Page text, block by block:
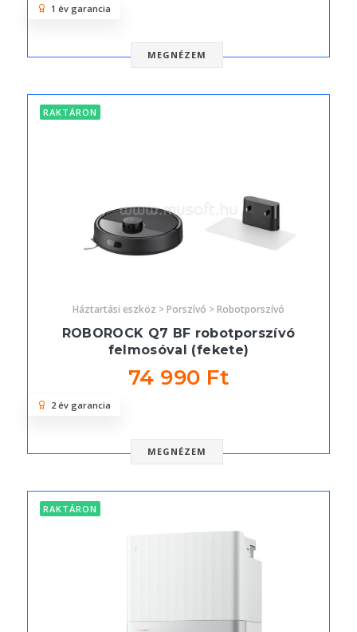
MEGNÉZEM
1 év garancia
RAKTÁRON
Háztartási eszköz > Porszívó > Robotporszívó
ROBOROCK Q7 BF robotporszívó
felmosóval (fekete)
74 990 Ft
MEGNÉZEM
2 év garancia
RAKTÁRON